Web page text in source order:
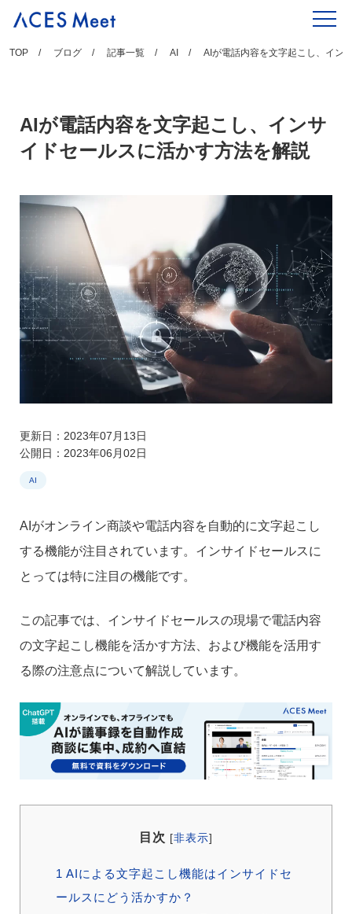
content
TOP ブログ 記事一覧 AI AIが電話内容を文字起こし、イン
AIが電話内容を文字起こし、インサ
イドセールスに活かす方法を解説
更新日：2023年07月13日
公開日：2023年06月02日
AI
AIがオンライン商談や電話内容を自動的に文字起こし
する機能が注目されています。インサイドセールスに
とっては特に注目の機能です。
この記事では、インサイドセールスの現場で電話内容
の文字起こし機能を活かす方法、および機能を活用す
る際の注意点について解説しています。
目次 [非表示]
1 AIによる文字起こし機能はインサイドセ
ールスにどう活かすか？